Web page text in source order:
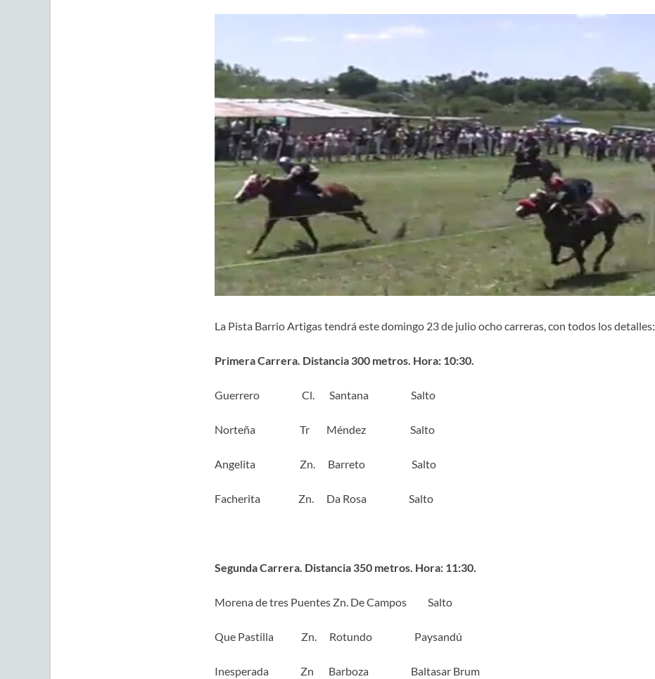
La Pista Barrio Artigas tendrá este domingo 23 de julio ocho carreras, con todos los detalles:
Primera Carrera. Distancia 300 metros. Hora: 10:30.
Guerrero Cl. Santana Salto
Norteña Tr Méndez Salto
Angelita Zn. Barreto Salto
Facherita Zn. Da Rosa Salto
Segunda Carrera. Distancia 350 metros. Hora: 11:30.
Morena de tres Puentes Zn. De Campos Salto
Que Pastilla Zn. Rotundo Paysandú
Inesperada Zn Barboza Baltasar Brum